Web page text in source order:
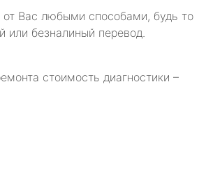
Вас любыми способами, будь то
или безналиный перевод.
стоимость диагностики –